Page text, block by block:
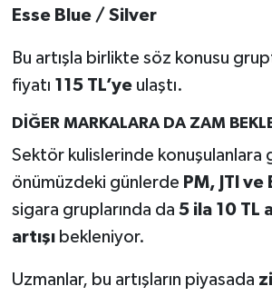
Esse Blue / Silver
Bu artışla birlikte söz konusu
fiyatı 115 TL’yeulaştı.
DİĞER MARKALARA DA ZAM
Sektör kulislerinde konuşulanlara
önümüzdeki günlerde PM, JTI ve
sigara gruplarında da 5 ila 10 TL
artışıbekleniyor.
Uzmanlar, bu artışların piyasada